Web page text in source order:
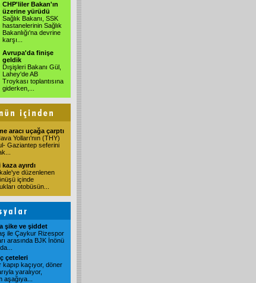
CHP'liler Bakan'ın
üzerine yürüdü
Sağlık Bakanı, SSK
hastanelerinin Sağlık
Bakanlığı'na devrine
karşı
Avrupa'da finişe
geldik
Dışişleri Bakanı Gül,
Lahey'de AB
Troykası toplantısına
giderken,
aracı uçağa çarptı
Yolları'nın (THY)
Gaziantep seferini
ayırdı
düzenlenen
içinde
otobüsün
şike ve şiddet
ile Çaykur Rizespor
arasında BJK İnönü
çeteleri
kapıp kaçıyor, döner
yaralıyor,
aşağıya